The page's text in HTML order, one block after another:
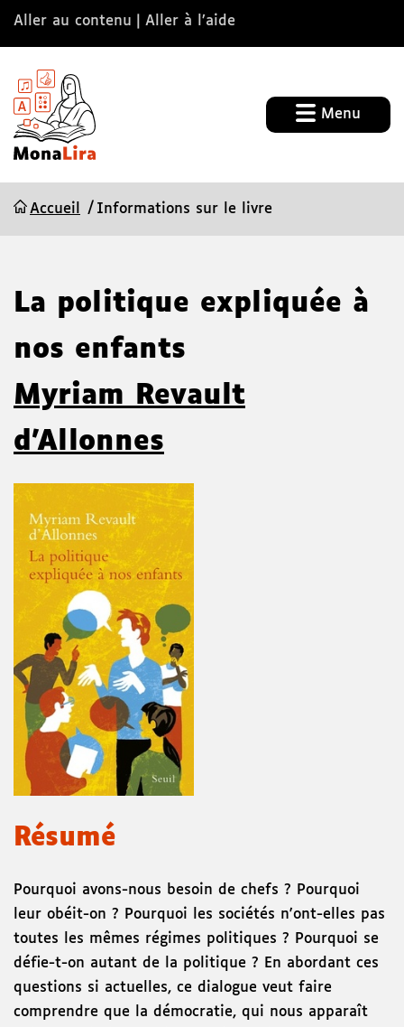
Aller au contenu Aller à l’aide
Menu
Accueil Informations sur le livre
La politique expliquée à
nos enfants
Myriam Revault
d'Allonnes
Résumé
Pourquoi avons-nous besoin de chefs ? Pourquoi
leur obéit-on ? Pourquoi les sociétés n'ont-elles pas
toutes les mêmes régimes politiques ? Pourquoi se
défie-t-on autant de la politique ? En abordant ces
questions si actuelles, ce dialogue veut faire
comprendre que la démocratie, qui nous apparaît